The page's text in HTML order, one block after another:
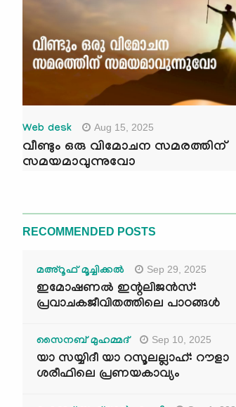
Web desk Aug 15, 2025
വീണ്ടും ഒരു വിമോചന സമരത്തിന്
സമയമാവുന്നുവോ
RECOMMENDED POSTS
മഅ്റൂഫ് മൂച്ചിക്കല്‍ Sep 29, 2025
ഇമോഷണൽ ഇന്റലിജൻസ്:
പ്രവാചകജീവിതത്തിലെ പാഠങ്ങൾ
സൈനബ് മുഹമ്മദ് Sep 10, 2025
യാ സയ്യിദീ യാ റസൂലല്ലാഹ്: റൗളാ
ശരീഫിലെ പ്രണയകാവ്യം